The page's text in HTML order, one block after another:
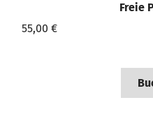
Freie
55,00 €